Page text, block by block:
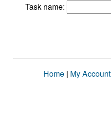
Task name:
Home | My Account